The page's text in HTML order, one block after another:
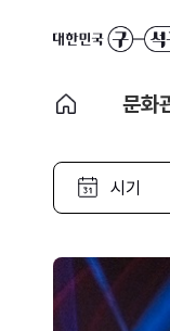
문화
시
선